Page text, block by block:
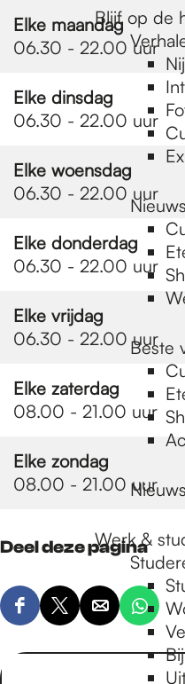
Blijf op de
Nieuws
Beste
Werk &
Elke maandag
06.30 - 22.00 uur
Elke dinsdag
06.30 - 22.00 uur
Elke woensdag
06.30 - 22.00 uur
Elke donderdag
06.30 - 22.00 uur
Elke vrijdag
06.30 - 22.00 uur
Elke zaterdag
08.00 - 21.00 uur
Elke zondag
08.00 - 21.00 uur
Deel deze pagina
D
e
D
e
D
e
D
e